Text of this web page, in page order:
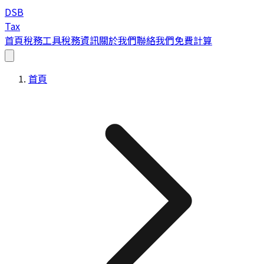
DSB
Tax
首頁稅務工具稅務資訊關於我們聯絡我們免費計算
首頁